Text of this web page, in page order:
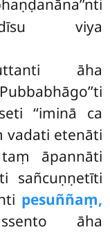
viya
vuttanti āha
‘‘iminā ca
vadati etenāti
āpannāti
sañcuṇṇetīti
pesuññaṃ,
āha